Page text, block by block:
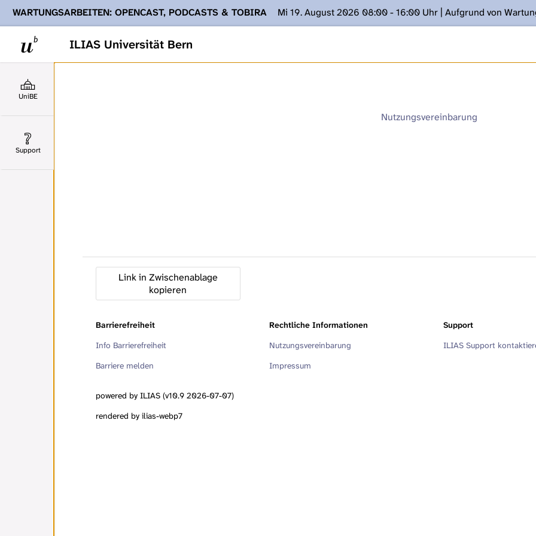
ILIAS Universität Bern
WARTUNGSARBEITEN: OPENCAST, PODCASTS & TOBIRA
Mi 19. August 2026 08:00 - 16:00 Uhr | Aufgrund von
Ihnen Podcasts, Opencast-Videos und Tobira nicht zur Verfügung stehen. Kontakt: www.podcast.unibe.ch
UniBE
Support
Nutzungsvereinbarung
Link in Zwischenablage
kopieren
Barrierefreiheit
Info Barrierefreiheit
Barriere melden
Rechtliche Informationen
Nutzungsvereinbarung
Impressum
Support
ILIAS Support
powered by ILIAS (v10.9 2026-07-07)
rendered by ilias-webp7